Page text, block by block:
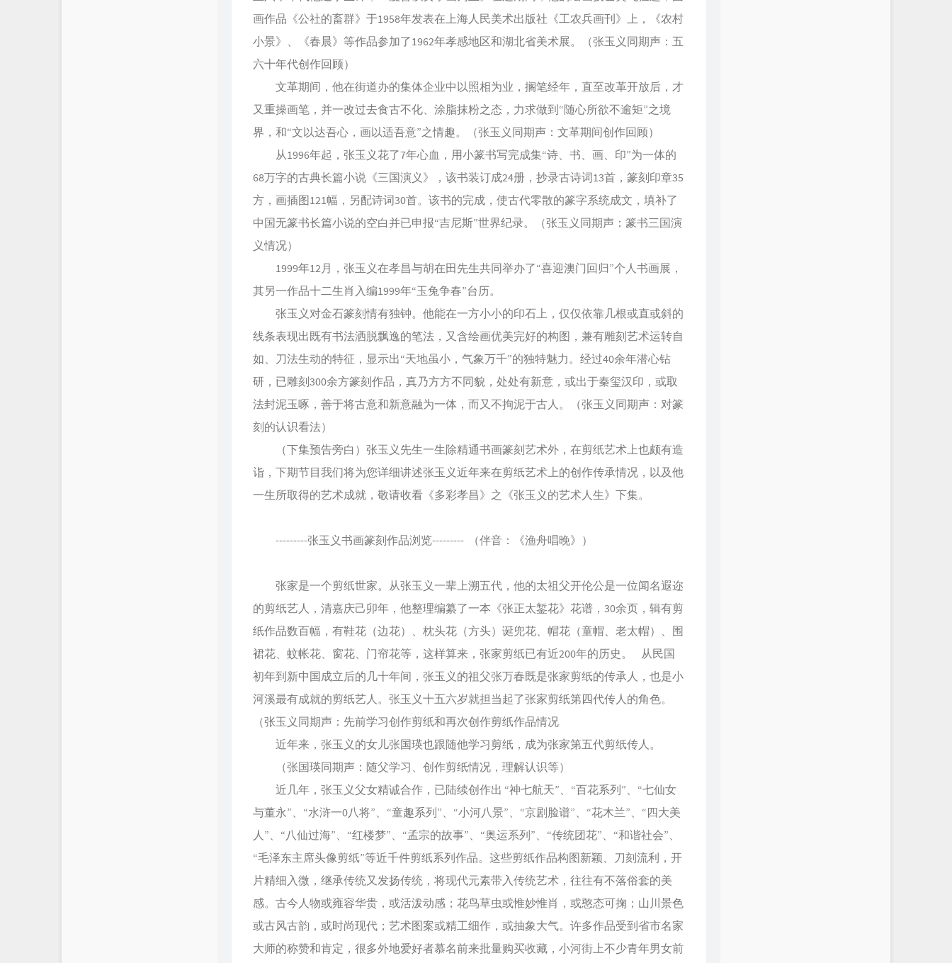
画作品《公社的畜群》于1958年发表在上海人民美术出版社《工农兵画刊》上，《农村
小景》、《春晨》等作品参加了1962年孝感地区和湖北省美术展。（张玉义同期声：五
六十年代创作回顾）
文革期间，他在街道办的集体企业中以照相为业，搁笔经年，直至改革开放后，才
又重操画笔，并一改过去食古不化、涂脂抹粉之态，力求做到“随心所欲不逾矩”之境
界，和“文以达吾心，画以适吾意”之情趣。（张玉义同期声：文革期间创作回顾）
从1996年起，张玉义花了7年心血，用小篆书写完成集“诗、书、画、印”为一体的
68万字的古典长篇小说《三国演义》，该书装订成24册，抄录古诗词13首，篆刻印章35
方，画插图121幅，另配诗词30首。该书的完成，使古代零散的篆字系统成文，填补了
中国无篆书长篇小说的空白并已申报“吉尼斯”世界纪录。（张玉义同期声：篆书三国演
义情况）
1999年12月，张玉义在孝昌与胡在田先生共同举办了“喜迎澳门回归”个人书画展，
其另一作品十二生肖入编1999年“玉兔争春”台历。
张玉义对金石篆刻情有独钟。他能在一方小小的印石上，仅仅依靠几根或直或斜的
线条表现出既有书法洒脱飘逸的笔法，又含绘画优美完好的构图，兼有雕刻艺术运转自
如、刀法生动的特征，显示出“天地虽小，气象万千”的独特魅力。经过40余年潜心钻
研，已雕刻300余方篆刻作品，真乃方方不同貌，处处有新意，或出于秦玺汉印，或取
法封泥玉啄，善于将古意和新意融为一体，而又不拘泥于古人。（张玉义同期声：对篆
刻的认识看法）
（下集预告旁白）张玉义先生一生除精通书画篆刻艺术外，在剪纸艺术上也颇有造
诣，下期节目我们将为您详细讲述张玉义近年来在剪纸艺术上的创作传承情况，以及他
一生所取得的艺术成就，敬请收看《多彩孝昌》之《张玉义的艺术人生》下集。
---------张玉义书画篆刻作品浏览--------- （伴音：《渔舟唱晚》）
张家是一个剪纸世家。从张玉义一辈上溯五代，他的太祖父开伦公是一位闻名遐迩
的剪纸艺人，清嘉庆己卯年，他整理编纂了一本《张正太錾花》花谱，30余页，辑有剪
纸作品数百幅，有鞋花（边花）、枕头花（方头）诞兜花、帽花（童帽、老太帽）、围
裙花、蚊帐花、窗花、门帘花等，这样算来，张家剪纸已有近200年的历史。 从民国
初年到新中国成立后的几十年间，张玉义的祖父张万春既是张家剪纸的传承人，也是小
河溪最有成就的剪纸艺人。张玉义十五六岁就担当起了张家剪纸第四代传人的角色。
（张玉义同期声：先前学习创作剪纸和再次创作剪纸作品情况
近年来，张玉义的女儿张国瑛也跟随他学习剪纸，成为张家第五代剪纸传人。
（张国瑛同期声：随父学习、创作剪纸情况，理解认识等）
近几年，张玉义父女精诚合作，已陆续创作出 “神七航天”、“百花系列”、“七仙女
与董永”、“水浒一0八将”、“童趣系列”、“小河八景”、“京剧脸谱”、“花木兰”、“四大美
人”、“八仙过海”、“红楼梦”、“孟宗的故事”、“奥运系列”、“传统团花”、“和谐社会”、
“毛泽东主席头像剪纸”等近千件剪纸系列作品。这些剪纸作品构图新颖、刀刻流利，开
片精细入微，继承传统又发扬传统，将现代元素带入传统艺术，往往有不落俗套的美
感。古今人物或雍容华贵，或活泼动感；花鸟草虫或惟妙惟肖，或憨态可掬；山川景色
或古风古韵，或时尚现代；艺术图案或精工细作，或抽象大气。许多作品受到省市名家
大师的称赞和肯定，很多外地爱好者慕名前来批量购买收藏，小河街上不少青年男女前